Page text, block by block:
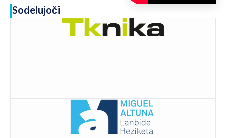
Sodelujoči